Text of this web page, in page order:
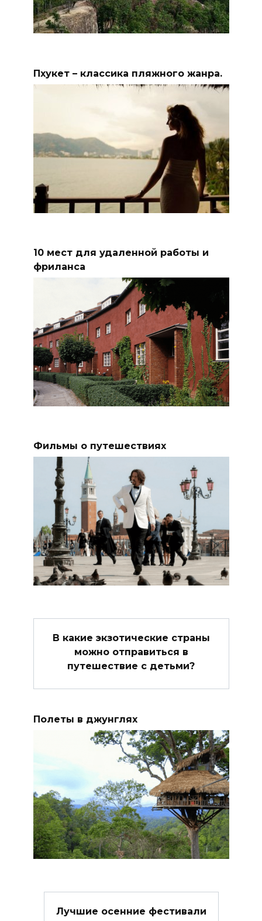
Пхукет – классика пляжного жанра.
10 мест для удаленной работы и
фриланса
Фильмы о путешествиях
В какие экзотические страны
можно отправиться в
путешествие с детьми?
Полеты в джунглях
Лучшие осенние фестивали